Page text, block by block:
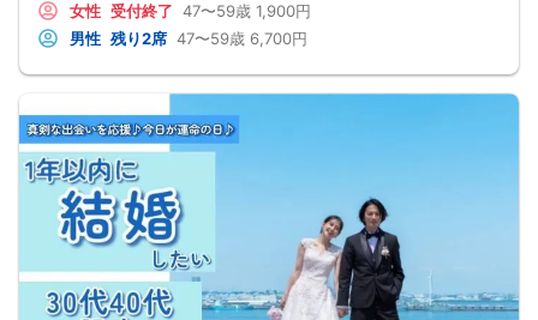
女性 受付終了 47〜59歳 1,900円
男性 残り2席 47〜59歳 6,700円